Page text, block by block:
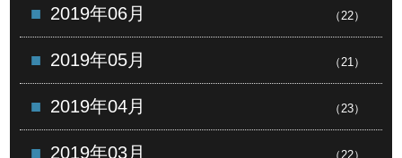
2019年06月 （22）
2019年05月 （21）
2019年04月 （23）
2019年03月 （22）